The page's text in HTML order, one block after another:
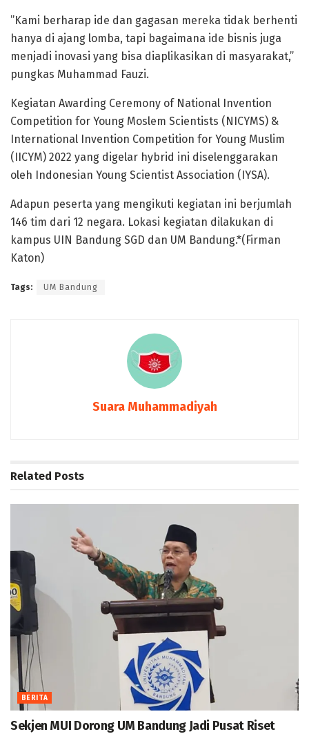
”Kami berharap ide dan gagasan mereka tidak berhenti
hanya di ajang lomba, tapi bagaimana ide bisnis juga
menjadi inovasi yang bisa diaplikasikan di masyarakat,”
pungkas Muhammad Fauzi.
Kegiatan Awarding Ceremony of National Invention
Competition for Young Moslem Scientists (NICYMS) &
International Invention Competition for Young Muslim
(IICYM) 2022 yang digelar hybrid ini diselenggarakan
oleh Indonesian Young Scientist Association (IYSA).
Adapun peserta yang mengikuti kegiatan ini berjumlah
146 tim dari 12 negara. Lokasi kegiatan dilakukan di
kampus UIN Bandung SGD dan UM Bandung.*(Firman
Katon)
Tags: UM Bandung
Suara Muhammadiyah
Related Posts
BERITA
Sekjen MUI Dorong UM Bandung Jadi Pusat Riset